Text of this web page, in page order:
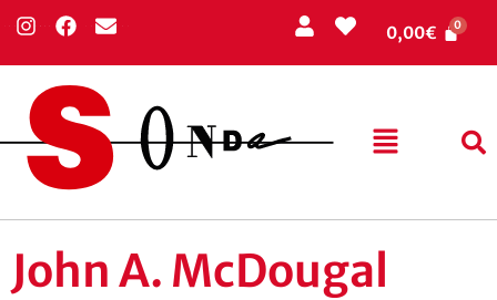
0,00€
John A. McDougal